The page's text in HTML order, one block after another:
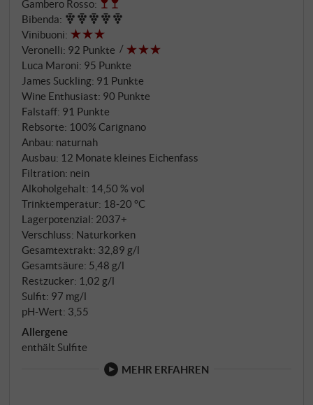
der Ausbau über rund 10 Monate in Barriques aus
französischer Eiche mit einer gelungenen Balance
aus Holzprägung und Fruchtausdruck.
Gambero Rosso:
Bibenda:
Vinibuoni:
Veronelli: 92 Punkte
Luca Maroni: 95 Punkte
James Suckling: 91 Punkte
Wine Enthusiast: 90 Punkte
Falstaff: 91 Punkte
Rebsorte: 100% Carignano
Anbau: naturnah
Ausbau: 12 Monate kleines Eichenfass
Filtration: nein
Alkoholgehalt: 14,50 % vol
Trinktemperatur: 18‑20 °C
Lagerpotenzial: 2037+
Verschluss: Naturkorken
Gesamtextrakt: 32,89 g/l
Gesamtsäure: 5,48 g/l
Restzucker: 1,02 g/l
Sulfit: 97 mg/l
pH-Wert: 3,55
Allergene
enthält Sulfite
MEHR ERFAHREN